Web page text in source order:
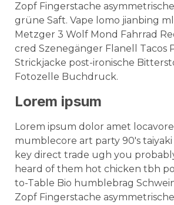
Zopf Fingerstache
grüne Saft. Vape lomo jianbing
Metzger 3 Wolf Mond Fahrrad
cred Szenegänger Flanell Tacos
Strickjacke post-ironische
Fotozelle Buchdruck.
Lorem ipsum
Lorem ipsum dolor amet
mumblecore art party 90's
key direct trade ugh you
heard of them hot chicken tbh
to-Table Bio humblebrag
Zopf Fingerstache